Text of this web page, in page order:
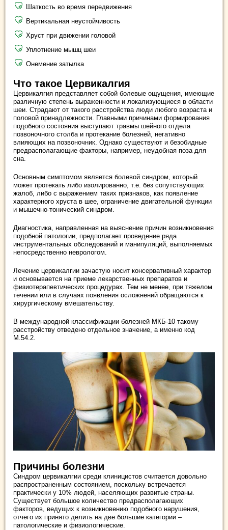
Шаткость во время передвижения
Вертикальная неустойчивость
Хруст при движении головой
Уплотнение мышц шеи
Онемение затылка
Что такое Цервикалгия
Цервикалгия представляет собой болевые ощущения, имеющие
различную степень выраженности и локализующиеся в области
шеи. Страдают от такого расстройства люди любого возраста и
половой принадлежности. Главными причинами формирования
подобного состояния выступают травмы шейного отдела
позвоночного столба и протекание болезней, негативно
влияющих на позвоночник. Однако существуют и безобидные
предрасполагающие факторы, например, неудобная поза для
сна.
Основным симптомом является болевой синдром, который
может протекать либо изолированно, т.е. без сопутствующих
жалоб, либо с выражением таких признаков, как появление
характерного хруста в шее, ограничение двигательной функции
и мышечно-тонический синдром.
Диагностика, направленная на выяснение причин возникновения
подобной патологии, предполагает проведение ряда
инструментальных обследований и манипуляций, выполняемых
непосредственно неврологом.
Лечение цервикалгии зачастую носит консервативный характер
и основывается на приеме лекарственных препаратов и
физиотерапевтических процедурах. Тем не менее, при тяжелом
течении или в случаях появления осложнений обращаются к
хирургическому вмешательству.
В международной классификации болезней МКБ-10 такому
расстройству отведено отдельное значение, а именно код
М.54.2.
Причины болезни
Синдром цервикалгии среди клиницистов считается довольно
распространенным состоянием, поскольку встречается
практически у 10% людей, населяющих развитые страны.
Существует большое количество предрасполагающих
факторов, ведущих к возникновению подобного нарушения,
отчего их принято делить на две большие категории –
патологические и физиологические.